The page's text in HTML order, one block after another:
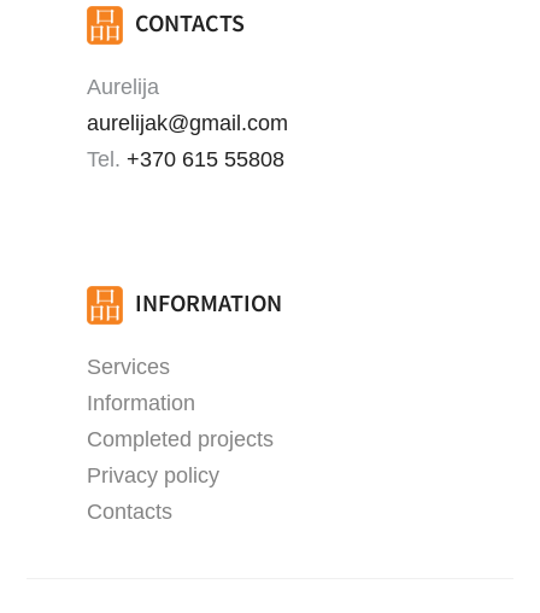
CONTACTS
Aurelija
aurelijak@gmail.com
Tel.+370 615 55808
INFORMATION
Services
Information
Completed projects
Privacy policy
Contacts